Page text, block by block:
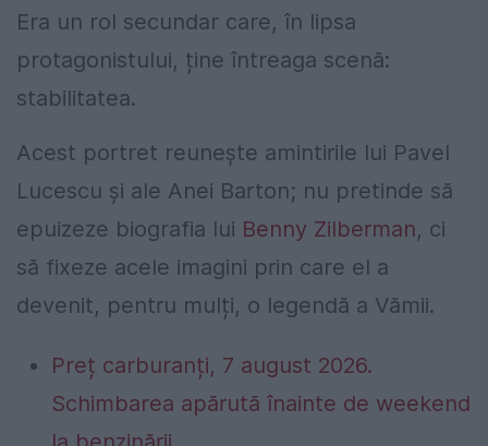
Era un rol secundar care, în lipsa
protagonistului, ține întreaga scenă:
stabilitatea.
Acest portret reunește amintirile lui Pavel
Lucescu și ale Anei Barton; nu pretinde să
epuizeze biografia lui Benny Zilberman, ci
să fixeze acele imagini prin care el a
devenit, pentru mulți, o legendă a Vămii.
Preț carburanți, 7 august 2026.
Schimbarea apărută înainte de weekend